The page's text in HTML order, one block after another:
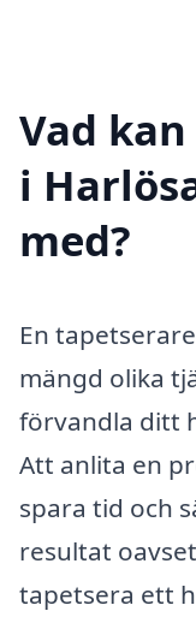
Vad
i
med?
En
mängd olika
förvandla ditt
Att anlita en
spara tid och
resultat
tapetsera ett